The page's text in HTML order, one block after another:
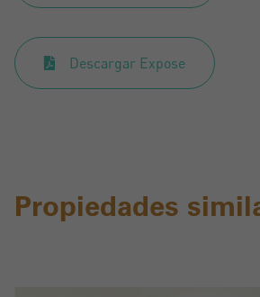
Descargar Expose
Propiedades